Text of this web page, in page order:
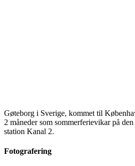
Gøteborg i Sverige, kommet til
2 måneder som sommerferievikar på
station Kanal 2.
Fotografering